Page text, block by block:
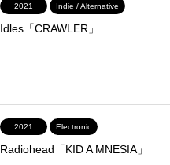
2021 Indie / Alternative
Idles「CRAWLER」
2021 Electronic
Radiohead「KID A MNESIA」